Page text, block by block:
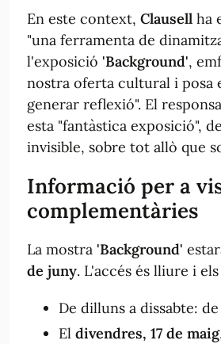
En este context, Clausell ha
"una ferramenta de
l'exposició 'Background',
nostra oferta cultural i posa
generar reflexió". El
esta "fantàstica exposició",
invisible, sobre tot allò que
Informació per a
complementàries
La mostra 'Background'
de juny. L'accés és lliure i
De dilluns a dissabte: de
El divendres, 17 de maig